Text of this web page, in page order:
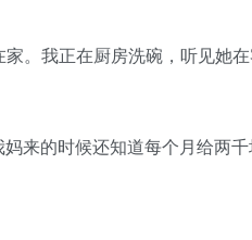
我正在厨房洗碗，听见她
来的时候还知道每个月给两千